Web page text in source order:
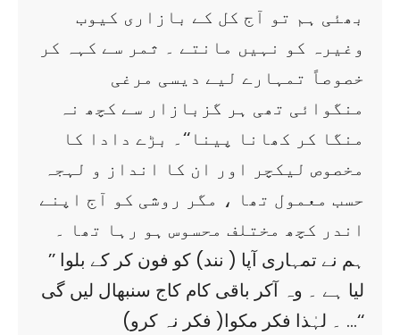
بھئی ہم تو آج کل کے بازاری کیوب
وغیرہ کو نہیں مانتے ۔ ثمر سے کہہ کر
خصوصاً تمہارے لیے دیسی مرغی
منگوائی تھی ہر گزبازار سے کچھ نہ
منگا کر کھانا پینا‘‘۔ بڑے دادا کا
مخصوص لیکچر اور ان کا انداز و لہجہ
حسب معمول تھا ، مگر روشی کو آج اپنے
اندر کچھ مختلف محسوس ہو رہا تھا ۔
’’ ہم نے تمہاری آپا ( نند) کو فون کر کے بلوا
لیا ہے ۔ وہ آکر باقی کام کاج سنبھال لیں گی
۔ لہٰذا فکر مکوا( فکر نہ کرو) …‘‘